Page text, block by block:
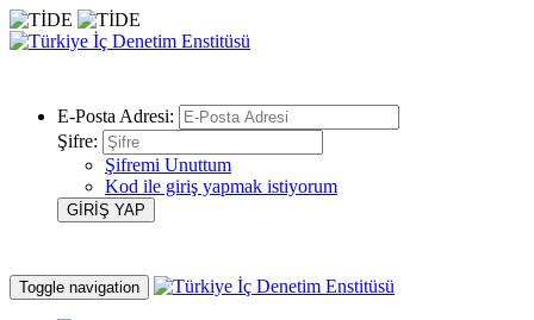
E-Posta Adresi:
Şifre:
Şifremi Unuttum
Kod ile giriş yapmak istiyorum
Toggle navigation